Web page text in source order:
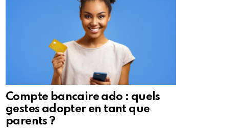
Compte bancaire ado : quels
gestes adopter en tant que
parents ?